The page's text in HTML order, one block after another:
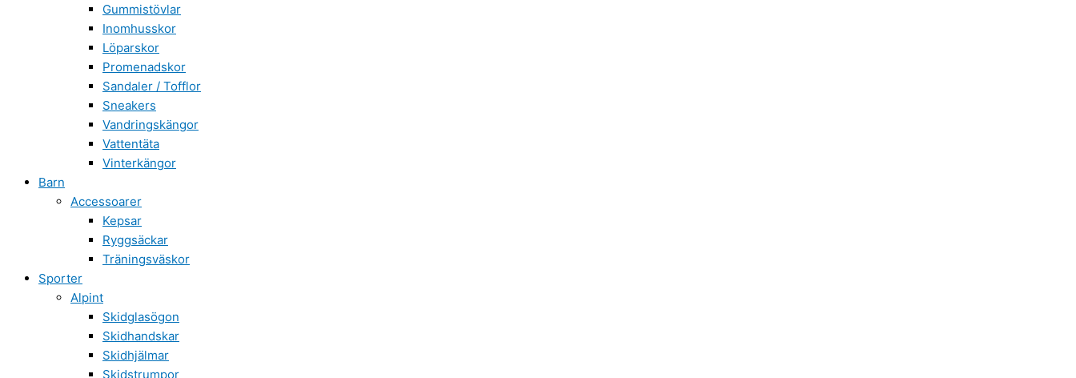
Gummistövlar
Inomhusskor
Löparskor
Promenadskor
Sandaler / Tofflor
Sneakers
Vandringskängor
Vattentäta
Vinterkängor
Barn
Accessoarer
Kepsar
Ryggsäckar
Träningsväskor
Sporter
Alpint
Skidglasögon
Skidhandskar
Skidhjälmar
Skidstrumpor